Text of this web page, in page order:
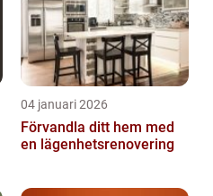
04 januari 2026
Förvandla ditt hem med
en lägenhetsrenovering